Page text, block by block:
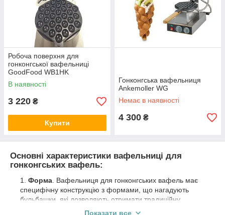
Робоча поверхня для
гонконгської вафельниці
GoodFood WB1HK
В наявності
3 220 ₴
Купити
Гонконгська вафельниця
Ankemoller WG
Немає в наявності
4 300 ₴
Основні характеристики вафельниці для
гонконгських вафель:
Форма . Вафельниця для гонконгських вафель має
специфічну конструкцію з формами, що нагадують
бульбашки, які дозволяють отримати традиційну
текстуру та вигляд цих вафель.
Показати все